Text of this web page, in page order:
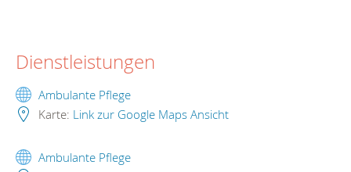
Dienstleistungen
Ambulante Pflege
Karte: Link zur Google Maps Ansicht
Ambulante Pflege